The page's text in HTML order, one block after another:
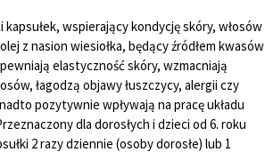
wspierający kondycję skóry, włosów
z nasion wiesiołka, będący źródłem kwasów
elastyczność skóry, wzmacniają
łagodzą objawy łuszczycy, alergii czy
pozytywnie wpływają na pracę układu
dla dorosłych i dzieci od 6. roku
2 razy dziennie (osoby dorosłe) lub 1